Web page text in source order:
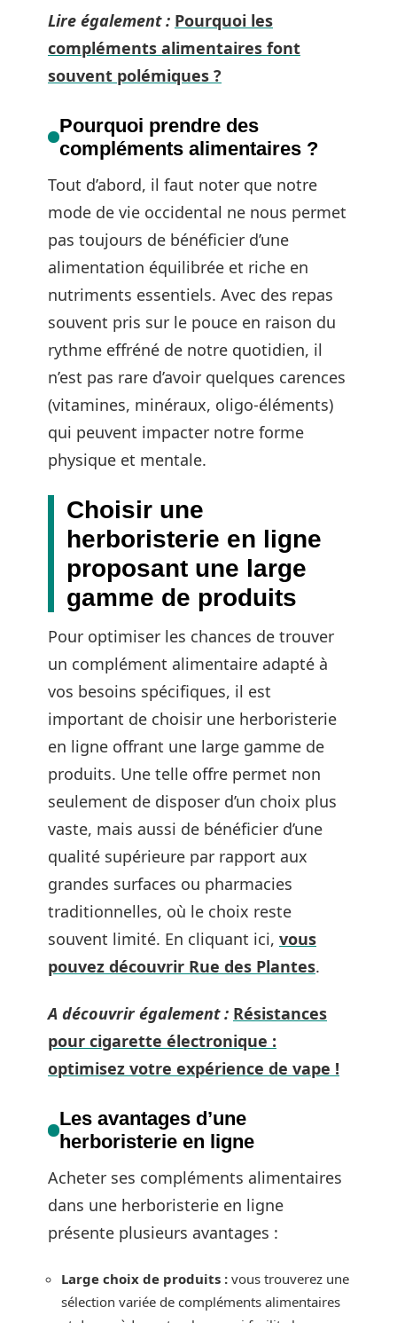
Lire également : Pourquoi les
compléments alimentaires font
souvent polémiques ?
Pourquoi prendre des
compléments alimentaires ?
Tout d’abord, il faut noter que notre
mode de vie occidental ne nous permet
pas toujours de bénéficier d’une
alimentation équilibrée et riche en
nutriments essentiels. Avec des repas
souvent pris sur le pouce en raison du
rythme effréné de notre quotidien, il
n’est pas rare d’avoir quelques carences
(vitamines, minéraux, oligo-éléments)
qui peuvent impacter notre forme
physique et mentale.
Choisir une
herboristerie en ligne
proposant une large
gamme de produits
Pour optimiser les chances de trouver
un complément alimentaire adapté à
vos besoins spécifiques, il est
important de choisir une herboristerie
en ligne offrant une large gamme de
produits. Une telle offre permet non
seulement de disposer d’un choix plus
vaste, mais aussi de bénéficier d’une
qualité supérieure par rapport aux
grandes surfaces ou pharmacies
traditionnelles, où le choix reste
souvent limité. En cliquant ici, vous
pouvez découvrir Rue des Plantes.
A découvrir également : Résistances
pour cigarette électronique :
optimisez votre expérience de vape !
Les avantages d’une
herboristerie en ligne
Acheter ses compléments alimentaires
dans une herboristerie en ligne
présente plusieurs avantages :
Large choix de produits : vous trouverez une
sélection variée de compléments alimentaires